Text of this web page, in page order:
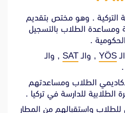
. وهو مختص بتقديم
ومساعدة الطلاب بالتسجيل
.
YÖS , والـ SAT , والـ
.
الطلاب ومساعدتهم
الطلابية للدارسة في تركيا .
للطلاب واستقبالهم من المطار